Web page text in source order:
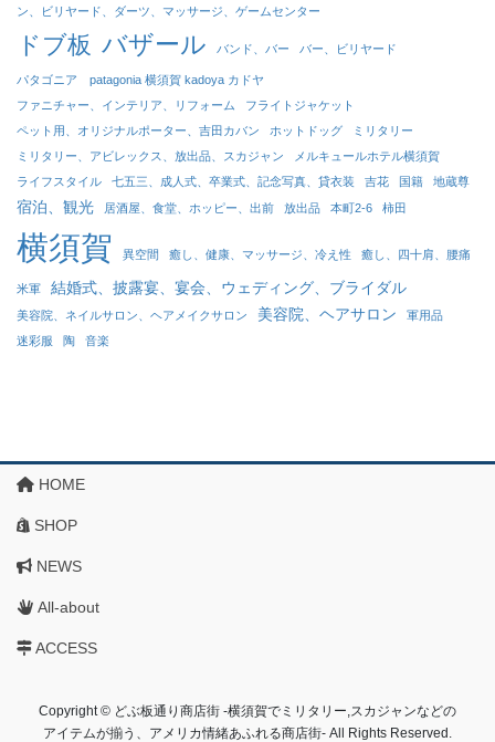
ン、ビリヤード、ダーツ、マッサージ、ゲームセンター
ドブ板 バザール バンド、バー バー、ビリヤード
パタゴニア patagonia 横須賀 kadoya カドヤ
ファニチャー、インテリア、リフォーム
フライトジャケット
ペット用、オリジナルポーター、吉田カバン
ホットドッグ
ミリタリー
ミリタリー、アビレックス、放出品、スカジャン
メルキュールホテル横須賀
ライフスタイル
七五三、成人式、卒業式、記念写真、貸衣装 吉花 国籍 地蔵尊
宿泊、観光 居酒屋、食堂、ホッピー、出前 放出品 本町2-6 柿田
横須賀 異空間 癒し、健康、マッサージ、冷え性 癒し、四十肩、腰痛
米軍 結婚式、披露宴、宴会、ウェディング、ブライダル
美容院、ネイルサロン、ヘアメイクサロン 美容院、ヘアサロン
軍用品
迷彩服
陶 音楽
HOME
SHOP
NEWS
All-about
ACCESS
Copyright © どぶ板通り商店街 ‐横須賀でミリタリー,スカジャンなどの
アイテムが揃う、アメリカ情緒あふれる商店街‐ All Rights Reserved.